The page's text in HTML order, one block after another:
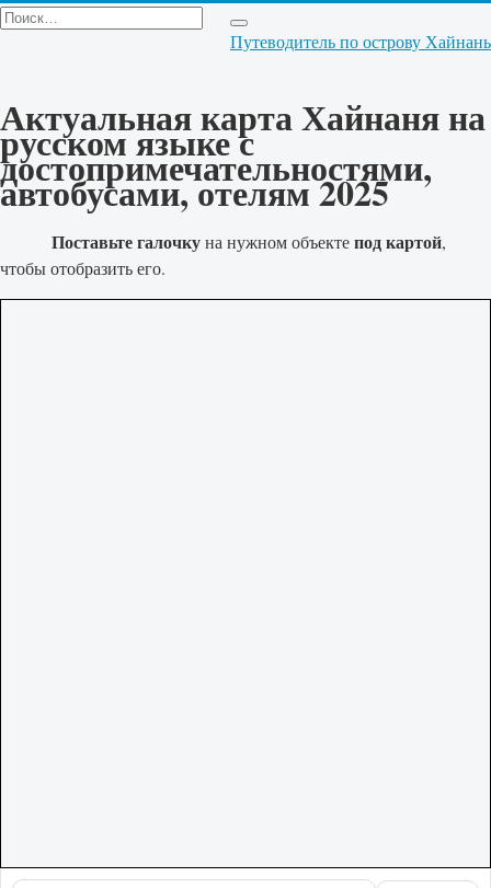
Перейти
Search
Путеводитель по острову Хайнань
Актуальная карта Хайнаня на
русском языке с
достопримечательностями,
автобусами, отелям 2025
Поставьте галочкуна нужном объектепод картой,
чтобы отобразить его.